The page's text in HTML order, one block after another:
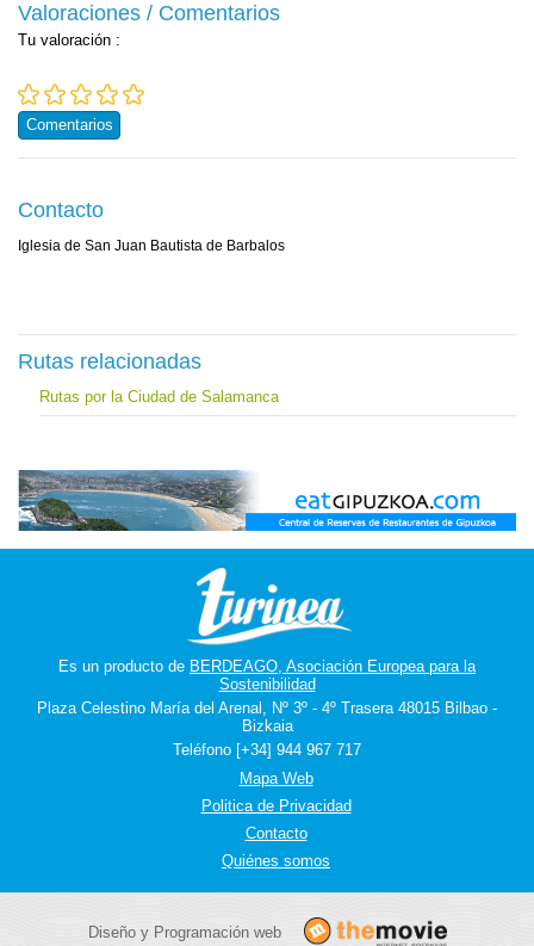
Valoraciones / Comentarios
Tu valoración :
Comentarios
Contacto
Iglesia de San Juan Bautista de Barbalos
Rutas relacionadas
Rutas por la Ciudad de Salamanca
Es un producto de BERDEAGO, Asociación Europea para la
Sostenibilidad
Plaza Celestino María del Arenal, Nº 3º - 4º Trasera 48015 Bilbao -
Bizkaia
Teléfono [+34] 944 967 717
Mapa Web
Politica de Privacidad
Contacto
Quiénes somos
Diseño y Programación web